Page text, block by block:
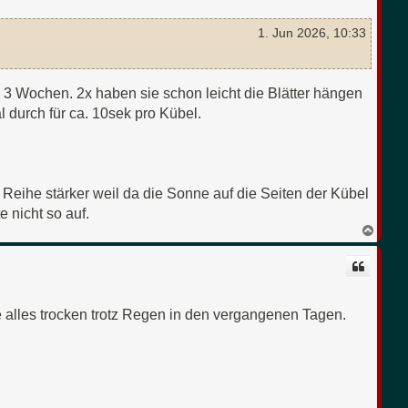
1. Jun 2026, 10:33
Wochen. 2x haben sie schon leicht die Blätter hängen
durch für ca. 10sek pro Kübel.
stärker weil da die Sonne auf die Seiten der Kübel
nicht so auf.
a
c
trocken trotz Regen in den vergangenen Tagen.